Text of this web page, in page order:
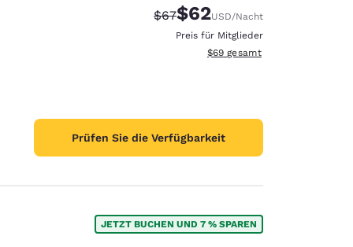
Durchgestrichener Preis:
$67Vergünstigter Preis:
$62USD/Nacht
Preis für Mitglieder
Geschätzte Gesamtdetails
$69 gesamt
Prüfen Sie die Verfügbarkeit
JETZT BUCHEN UND 7 % SPAREN